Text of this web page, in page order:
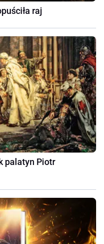
raj
palatyn Piotr